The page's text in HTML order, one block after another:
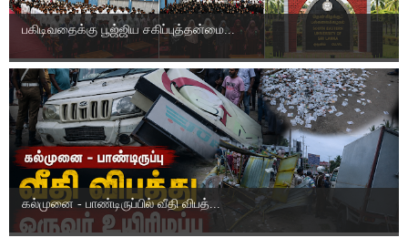
பகிடிவதைக்கு பூஜ்ஜிய சகிப்புத்தன்மை...
கல்முனை - பாண்டிருப்பில் வீதி விபத்...